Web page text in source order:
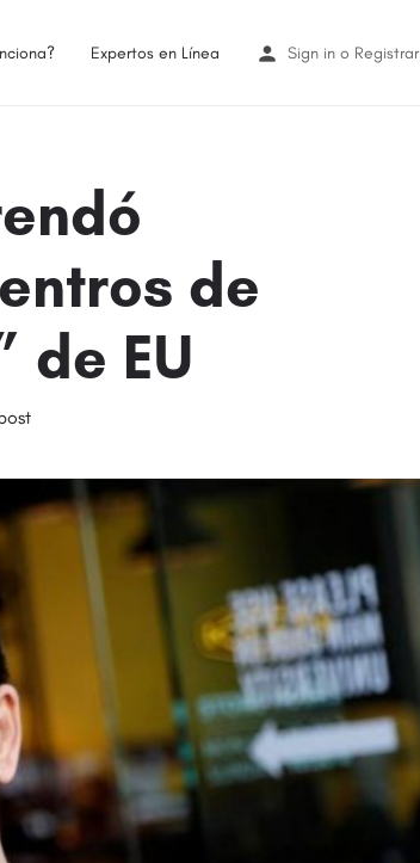
Expertos en Línea Sign in o Registrar
de
de EU